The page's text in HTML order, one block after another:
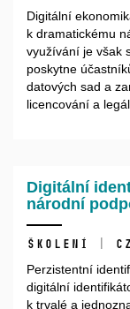
Digitální
k dramatickému
využívání je však
poskytne
datových sad a
licencování a
Digitální
národní
školení | CZ
Perzistentní
digitální
k trvalé a